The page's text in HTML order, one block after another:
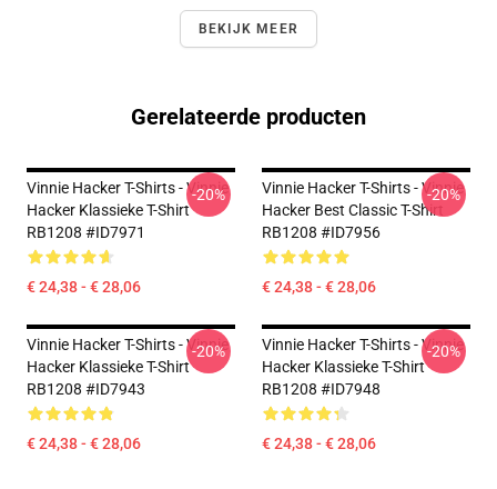
BEKIJK MEER
Gerelateerde producten
Vinnie Hacker T-Shirts - Vinnie
Hacker Klassieke T-Shirt
RB1208 #ID7971
€ 24,38 - € 28,06
-20%
Vinnie Hacker T-Shirts - Vinnie
Hacker Best Classic T-Shirt
RB1208 #ID7956
€ 24,38 - € 28,06
-20%
Vinnie Hacker T-Shirts - Vinnie
Hacker Klassieke T-Shirt
RB1208 #ID7943
€ 24,38 - € 28,06
-20%
Vinnie Hacker T-Shirts - Vinnie
Hacker Klassieke T-Shirt
RB1208 #ID7948
€ 24,38 - € 28,06
-20%